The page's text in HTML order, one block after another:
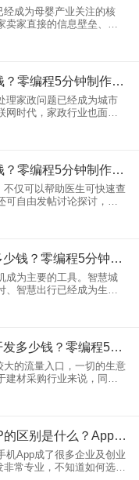
成为母婴产业关注的核
家直接的信息壁垒、交
新的购物体验，也为做
丰厚的利润。【母婴电
家政App开发多少钱？零编程5分钟制作家政App
理家政问题已经成为城市
时代，家政行业也面临
过手机查看周边的家政
加放心，传统家政公司
医疗App开发多少钱？零编程5分钟制作医疗App
仅可以帮助医生可快速查
自由发帖讨论探讨，相
开发，医疗app有哪些，
时间比较紧张，大多数的
智慧社区app开发多少钱？零编程5分钟制作社区app
成为主要的工具。智慧城
智慧出行已经成为生活
巨大的创业红利区还有
入，这就是智慧社区。
建材采购商城app开发多少钱？零编程5分钟制作
大的流量入口，一切的生意
材采购行业来说，同样
台，就能抢占市场先
红利。【建材采购app，
原生App和webAPP的区别是什么？App开发到底该如何选择？
机App成了很多企业及创业
常专业，不知道如何选